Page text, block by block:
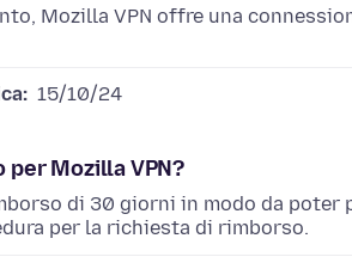
Mozilla VPN offre una
15/10/24
Mozilla VPN?
di 30 giorni in modo da poter
per la richiesta di rimborso.